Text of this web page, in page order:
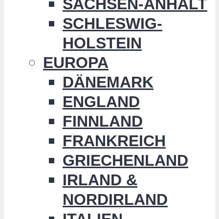
SACHSEN-ANHALT
SCHLESWIG-
HOLSTEIN
EUROPA
DÄNEMARK
ENGLAND
FINNLAND
FRANKREICH
GRIECHENLAND
IRLAND &
NORDIRLAND